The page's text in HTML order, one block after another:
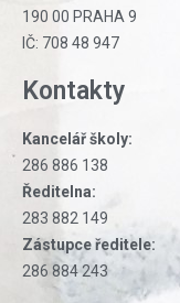
190 00 PRAHA 9
IČ: 708 48 947
Kontakty
Kancelář školy:
286 886 138
Ředitelna:
283 882 149
Zástupce ředitele:
286 884 243